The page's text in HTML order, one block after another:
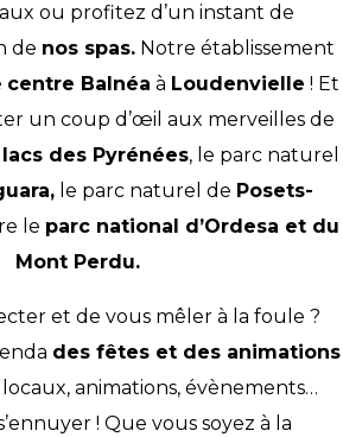
ou profitez d’un instant de
de nos spas.Notre établissement
centre Balnéa à Loudenvielle ! Et
un coup d’œil aux merveilles de
lacs des Pyrénées, le parc naturel
,le parc naturel de Posets-
le parc national d’Ordesa et du
Mont Perdu.
et de vous mêler à la foule ?
des fêtes et des animations
locaux, animations, évènements…
! Que vous soyez à la